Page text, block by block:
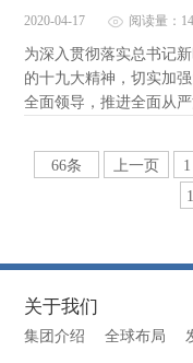
2020-04-17 阅读量：
为深入贯彻落实总书记
的十九大精神，切实加
全面领导，推进全面从
66条 上一页 1
关于我们
集团介绍 全球布局